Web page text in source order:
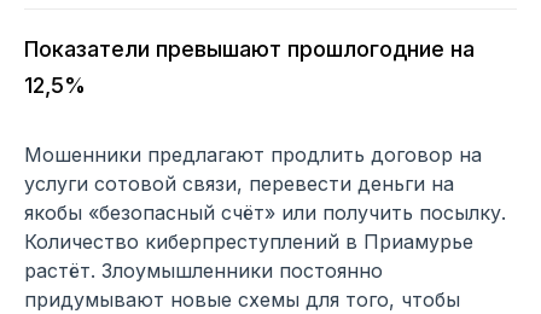
Показатели превышают прошлогодние на
12,5%
Мошенники предлагают продлить договор на
услуги сотовой связи, перевести деньги на
якобы «безопасный счёт» или получить посылку.
Количество киберпреступлений в Приамурье
растёт. Злоумышленники постоянно
придумывают новые схемы для того, чтобы